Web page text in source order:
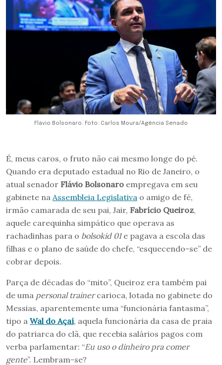
Flávio Bolsonaro. Foto: Carlos Moura/Agência Senado
É, meus caros, o fruto não cai mesmo longe do pé.
Quando era deputado estadual no Rio de Janeiro, o
atual senador Flávio Bolsonaro empregava em seu
gabinete na Assembleia Legislativa o amigo de fé,
irmão camarada de seu pai, Jair, Fabrício Queiroz,
aquele carequinha simpático que operava as
rachadinhas para o bolsokid 01e pagava a escola das
filhas e o plano de saúde do chefe, “esquecendo-se” de
cobrar depois.
Parça de décadas do “mito”, Queiroz era também pai
de uma personal trainercarioca, lotada no gabinete do
Messias, aparentemente uma “funcionária fantasma”,
tipo a Wal do Açaí, aquela funcionária da casa de praia
do patriarca do clã, que recebia salários pagos com
verba parlamentar: “Eu uso o dinheiro pra comer
gente”. Lembram-se?